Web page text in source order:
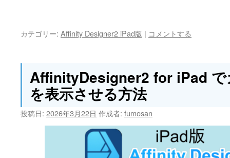
カテゴリー: Affinity Designer2 iPad版 | コメントする
AffinityDesigner2 for iPad で
を表示させる方法
投稿日: 2026年3月22日 作成者: fumosan